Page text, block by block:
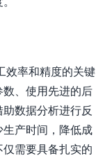
效率和精度的关键
、使用先进的后
数据分析进行反
产时间，降低成
需要具备扎实的